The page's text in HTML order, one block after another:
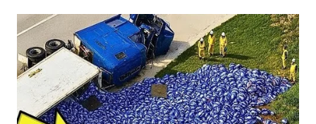
WN
SUKABUMI
WN
PURWAKARTA